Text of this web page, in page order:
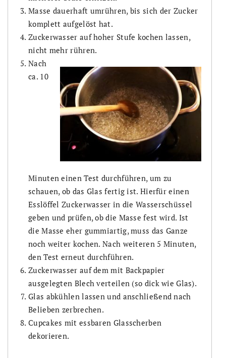
Masse dauerhaft umrühren, bis sich der Zucker
komplett aufgelöst hat.
Zuckerwasser auf hoher Stufe kochen lassen,
nicht mehr rühren.
Nach
ca. 10
Minuten einen Test durchführen, um zu
schauen, ob das Glas fertig ist. Hierfür einen
Esslöffel Zuckerwasser in die Wasserschüssel
geben und prüfen, ob die Masse fest wird. Ist
die Masse eher gummiartig, muss das Ganze
noch weiter kochen. Nach weiteren 5 Minuten,
den Test erneut durchführen.
Zuckerwasser auf dem mit Backpapier
ausgelegten Blech verteilen (so dick wie Glas).
Glas abkühlen lassen und anschließend nach
Belieben zerbrechen.
Cupcakes mit essbaren Glasscherben
dekorieren.